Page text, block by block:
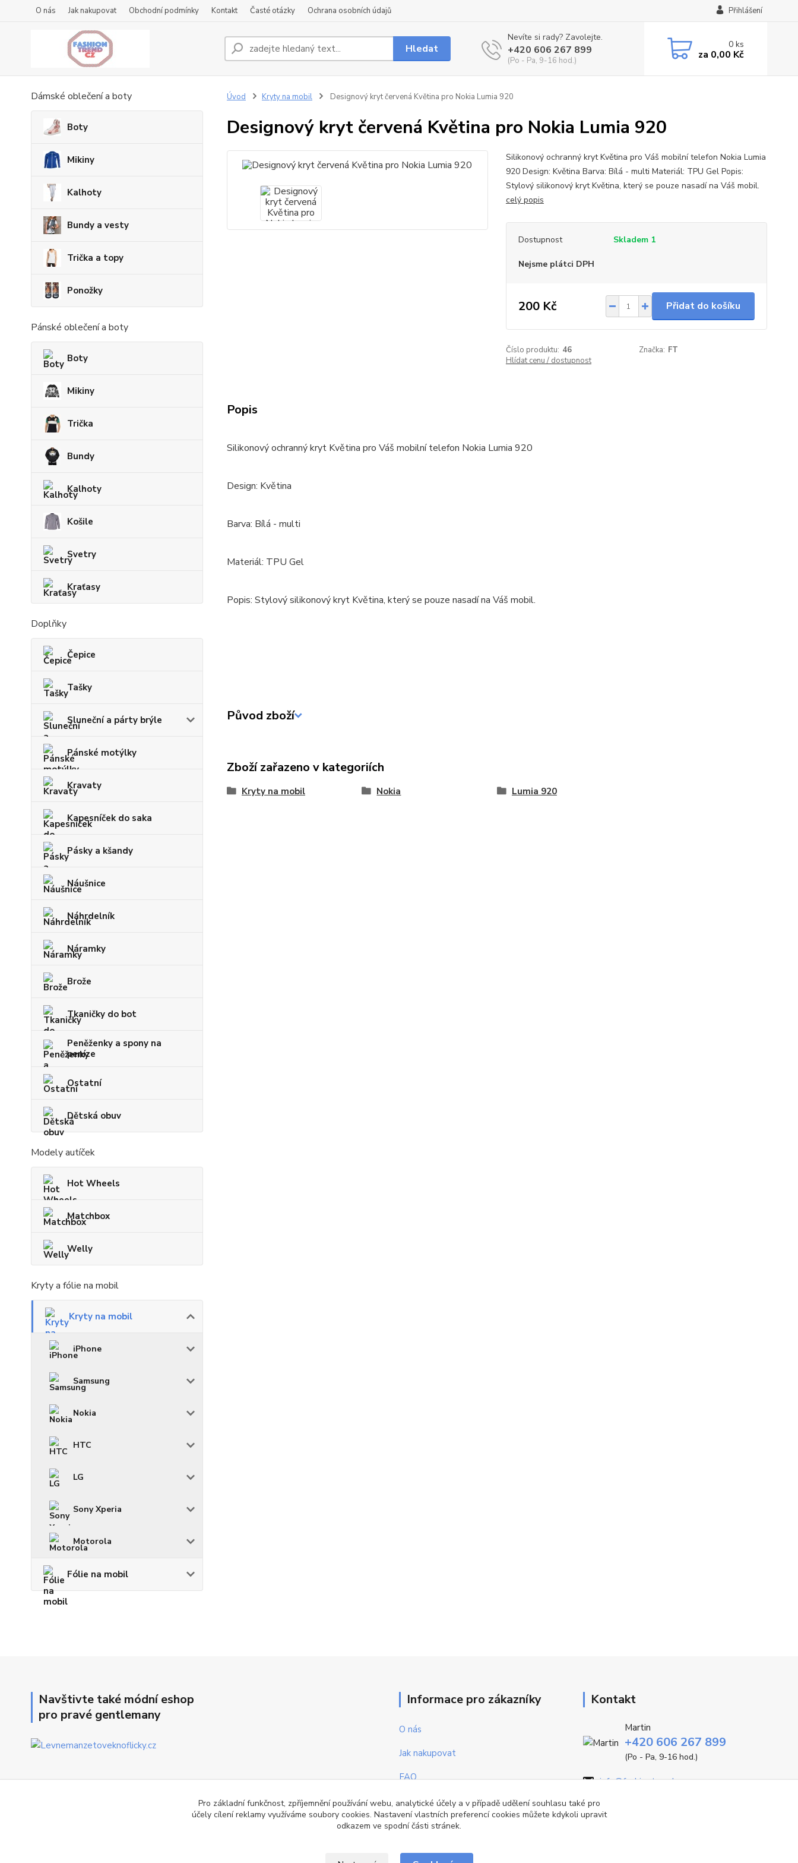
O nás Jak nakupovat Obchodní podmínky Kontakt Časté otázky Ochrana osobních údajů Přihlášení
Hledat
Nevíte si rady? Zavolejte.
+420 606 267 899
(Po - Pa, 9-16 hod.)
0ks
za 0,00 Kč
Dámské oblečení a boty
Boty
Mikiny
Kalhoty
Bundy a vesty
Trička a topy
Ponožky
Pánské oblečení a boty
Boty
Mikiny
Trička
Bundy
Kalhoty
Košile
Svetry
Kraťasy
Doplňky
Čepice
Tašky
Sluneční a párty brýle
Pánské motýlky
Kravaty
Kapesníček do saka
Pásky a kšandy
Náušnice
Náhrdelník
Náramky
Brože
Tkaničky do bot
Peněženky a spony na
peníze
Ostatní
Dětská obuv
Modely autíček
Hot Wheels
Matchbox
Welly
Kryty a fólie na mobil
Kryty na mobil
iPhone
Samsung
Nokia
HTC
LG
Sony Xperia
Motorola
Fólie na mobil
Úvod Kryty na mobil Designový kryt červená Květina pro Nokia Lumia 920
Designový kryt červená Květina pro Nokia Lumia 920
Silikonový ochranný kryt Květina pro Váš mobilní telefon Nokia Lumia
920 Design: Květina Barva: Bílá - multi Materiál: TPU Gel Popis:
Stylový silikonový kryt Květina, který se pouze nasadí na Váš mobil.
celý popis
Dostupnost Skladem 1
Nejsme plátci DPH
200 Kč Přidat do košíku
Číslo produktu: 46 Značka: FT
Hlídat cenu / dostupnost
Popis
Silikonový ochranný kryt Květina pro Váš mobilní telefon Nokia Lumia 920
Design: Květina
Barva: Bílá - multi
Materiál: TPU Gel
Popis: Stylový silikonový kryt Květina, který se pouze nasadí na Váš mobil.
Původ zboží
Zboží zařazeno v kategoriích
Kryty na mobil Nokia Lumia 920
Navštivte také módní eshop
pro pravé gentlemany
Informace pro zákazníky
O nás
Jak nakupovat
FAQ
Obchodní podmínky
Kontakty
Kontakt
Martin
+420 606 267 899
(Po - Pa, 9-16 hod.)
info@fashiontrend.cz
Pro základní funkčnost, zpříjemnění používání webu, analytické účely a v případě udělení souhlasu také pro
účely cílení reklamy využíváme soubory cookies. Nastavení vlastních preferencí cookies můžete kdykoli upravit
odkazem ve spodní části stránek.